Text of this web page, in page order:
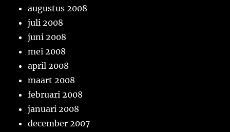
augustus 2008
juli 2008
juni 2008
mei 2008
april 2008
maart 2008
februari 2008
januari 2008
december 2007